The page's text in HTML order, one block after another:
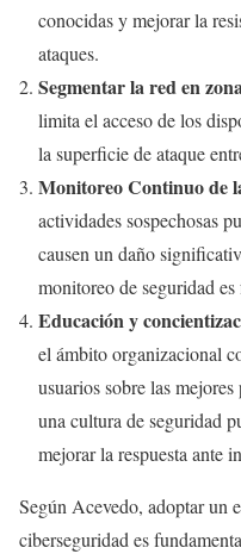
conocidas y mejorar la
ataques.
Segmentar la red en
limita el acceso de los
la superficie de ataque
Monitoreo Continuo de
actividades sospechosas
causen un daño
monitoreo de seguridad
Educación y
el ámbito organizacional
usuarios sobre las
una cultura de seguridad
mejorar la respuesta ante
Según Acevedo, adoptar un
ciberseguridad es